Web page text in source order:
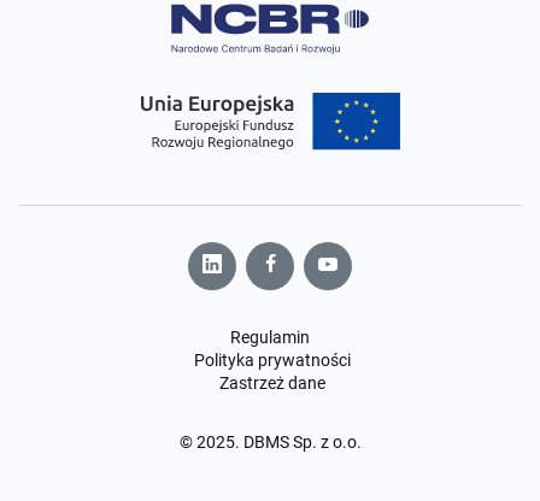
Regulamin
Polityka prywatności
Zastrzeż dane
© 2025. DBMS Sp. z o.o.